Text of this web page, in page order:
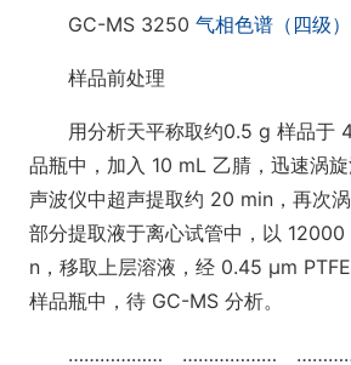
GC-MS 3250 气相色谱（四级
样品前处理
用分析天平称取约0.5 g 样品于
品瓶中，加入 10 mL 乙腈，迅速涡
声波仪中超声提取约 20 min，再次
部分提取液于离心试管中，以
n，移取上层溶液，经 0.45 μm
样品瓶中，待 GC-MS 分析。
……………… ………………